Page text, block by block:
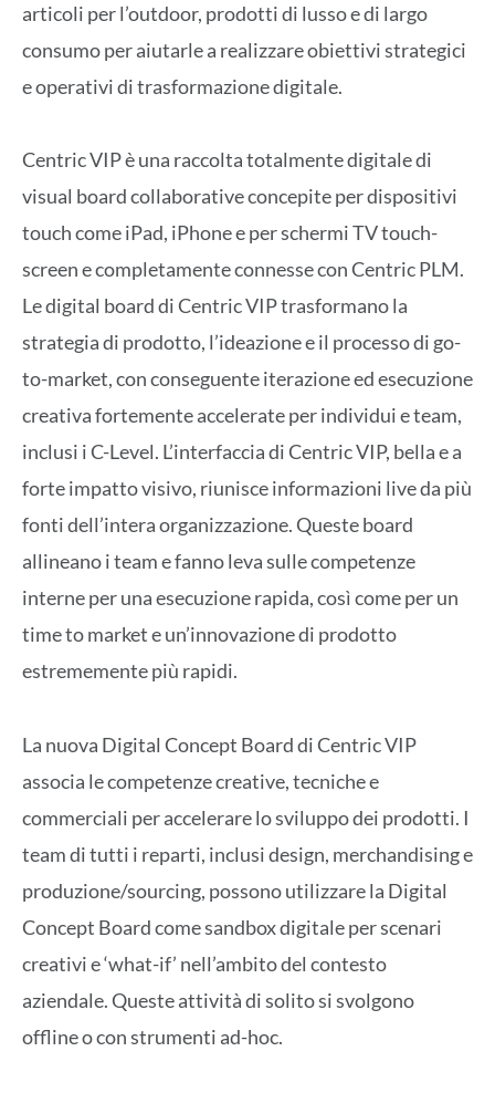
articoli per l’outdoor, prodotti di lusso e di largo
consumo per aiutarle a realizzare obiettivi strategici
e operativi di trasformazione digitale.
Centric VIP è una raccolta totalmente digitale di
visual board collaborative concepite per dispositivi
touch come iPad, iPhone e per schermi TV touch-
screen e completamente connesse con Centric PLM.
Le digital board di Centric VIP trasformano la
strategia di prodotto, l’ideazione e il processo di go-
to-market, con conseguente iterazione ed esecuzione
creativa fortemente accelerate per individui e team,
inclusi i C-Level. L’interfaccia di Centric VIP, bella e a
forte impatto visivo, riunisce informazioni live da più
fonti dell’intera organizzazione. Queste board
allineano i team e fanno leva sulle competenze
interne per una esecuzione rapida, così come per un
time to market e un’innovazione di prodotto
estrememente più rapidi.
La nuova Digital Concept Board di Centric VIP
associa le competenze creative, tecniche e
commerciali per accelerare lo sviluppo dei prodotti. I
team di tutti i reparti, inclusi design, merchandising e
produzione/sourcing, possono utilizzare la Digital
Concept Board come sandbox digitale per scenari
creativi e ‘what-if’ nell’ambito del contesto
aziendale. Queste attività di solito si svolgono
offline o con strumenti ad-hoc.